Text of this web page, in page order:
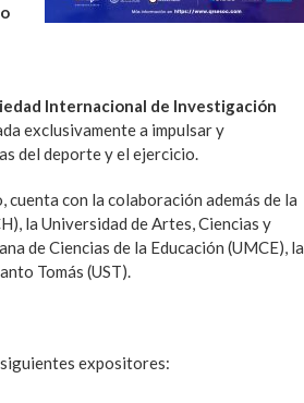
Internacional de Investigación
exclusivamente a impulsar y
del deporte y el ejercicio.
cuenta con la colaboración además de la
la Universidad de Artes, Ciencias y
de Ciencias de la Educación (UMCE), la
Tomás (UST).
expositores: